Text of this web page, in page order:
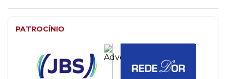
PATROCÍNIO